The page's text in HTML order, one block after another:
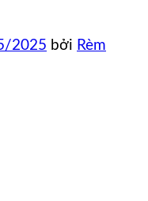
2025 bởi Rèm